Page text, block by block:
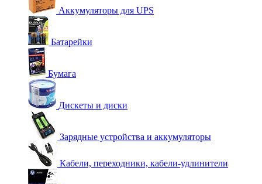
Аккумуляторы для UPS
Батарейки
Бумага
Дискеты и диски
Зарядные устройства и аккумуляторы
Кабели, переходники, кабели-удлинители